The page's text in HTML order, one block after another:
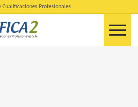
Cualificaciones Profesionales